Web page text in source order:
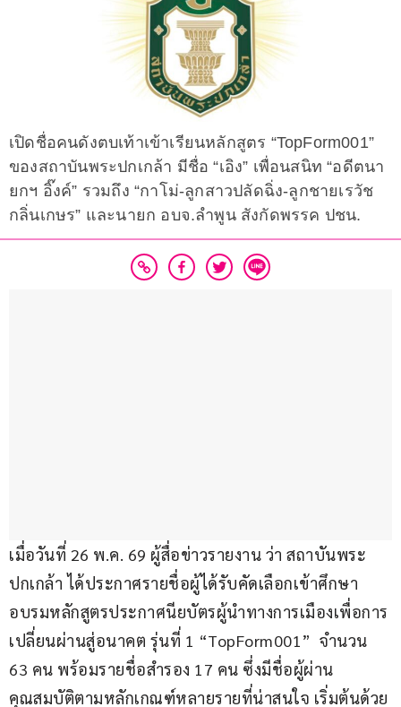
เปิดชื่อคนดังตบเท้าเข้าเรียนหลักสูตร “TopForm001”
ของสถาบันพระปกเกล้า มีชื่อ “เอิง” เพื่อนสนิท “อดีตนา
ยกฯ อิ๊งค์” รวมถึง “กาโม่-ลูกสาวปลัดฉิ่ง-ลูกชายเรวัช
กลิ่นเกษร” และนายก อบจ.ลำพูน สังกัดพรรค ปชน.
เมื่อวันที่ 26 พ.ค. 69 ผู้สื่อข่าวรายงาน ว่า สถาบันพระ
ปกเกล้า ได้ประกาศรายชื่อผู้ได้รับคัดเลือกเข้าศึกษา
อบรมหลักสูตรประกาศนียบัตรผู้นำทางการเมืองเพื่อการ
เปลี่ยนผ่านสู่อนาคต รุ่นที่ 1 “TopForm001”  จำนวน
63 คน พร้อมรายชื่อสำรอง 17 คน ซึ่งมีชื่อผู้ผ่าน
คุณสมบัติตามหลักเกณฑ์หลายรายที่น่าสนใจ เริ่มต้นด้วย